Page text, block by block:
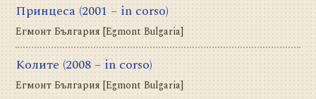
Принцеса (2001 – in corso)
Егмонт България [Egmont Bulgaria]
Колите (2008 – in corso)
Егмонт България [Egmont Bulgaria]